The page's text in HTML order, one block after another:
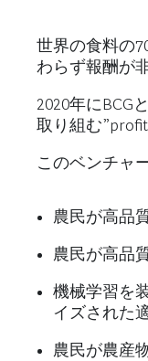
世界の食料の
わらず報酬が
2020年にBCG
取り組む
このベンチャ
農民が高品
農民が高品
機械学習を
イズされた
農民が農産